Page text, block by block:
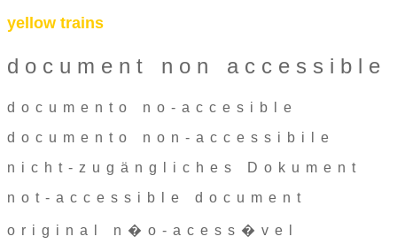
yellow trains
document non accessible
documento no-accesible
documento non-accessibile
nicht-zugängliches Dokument
not-accessible document
original n�o-acess�vel